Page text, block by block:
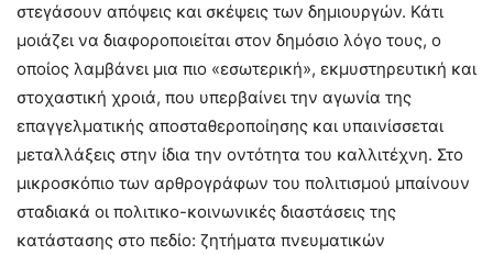
στεγάσουν απόψεις και σκέψεις των δημιουργών. Κάτι
μοιάζει να διαφοροποιείται στον δημόσιο λόγο τους, ο
οποίος λαμβάνει μια πιο «εσωτερική», εκμυστηρευτική και
στοχαστική χροιά, που υπερβαίνει την αγωνία της
επαγγελματικής αποσταθεροποίησης και υπαινίσσεται
μεταλλάξεις στην ίδια την οντότητα του καλλιτέχνη. Στο
μικροσκόπιο των αρθρογράφων του πολιτισμού μπαίνουν
σταδιακά οι πολιτικο-κοινωνικές διαστάσεις της
κατάστασης στο πεδίο: ζητήματα πνευματικών